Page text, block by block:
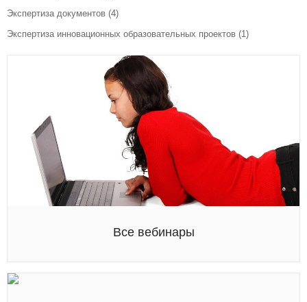
Экспертиза документов (4)
Экспертиза инновационных образовательных проектов (1)
Все вебинары